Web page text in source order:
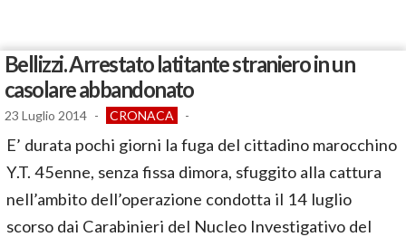
Bellizzi. Arrestato latitante straniero in un
casolare abbandonato
23 Luglio 2014 - CRONACA -
E’ durata pochi giorni la fuga del cittadino marocchino
Y.T. 45enne, senza fissa dimora, sfuggito alla cattura
nell’ambito dell’operazione condotta il 14 luglio
scorso dai Carabinieri del Nucleo Investigativo del